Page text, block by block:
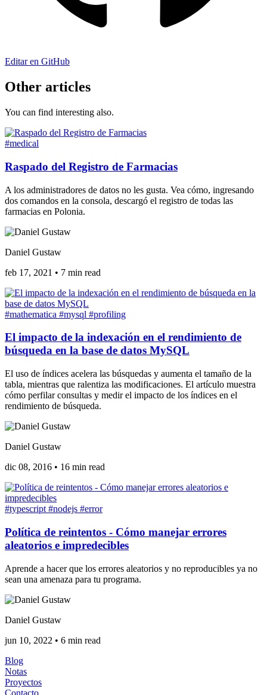
Editar en GitHub
Other articles
You can find interesting also.
#medical
Raspado del Registro de Farmacias
A los administradores de datos no les gusta. Vea cómo, ingresando
dos comandos en la consola, descargó el registro de todas las
farmacias en Polonia.
Daniel Gustaw
feb 17, 2021 • 7 min read
#mathematica #mysql #profiling
El impacto de la indexación en el rendimiento de
búsqueda en la base de datos MySQL
El uso de índices acelera las búsquedas y aumenta el tamaño de la
tabla, mientras que ralentiza las modificaciones. El artículo muestra
cómo perfilar consultas y medir el impacto de los índices en el
rendimiento de búsqueda.
Daniel Gustaw
dic 08, 2016 • 16 min read
#typescript #nodejs #error
Política de reintentos - Cómo manejar errores
aleatorios e impredecibles
Aprende a hacer que los errores aleatorios y no reproducibles ya no
sean una amenaza para tu programa.
Daniel Gustaw
jun 10, 2022 • 6 min read
Blog
Notas
Proyectos
Contacto